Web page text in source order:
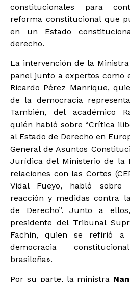
constitucionales para
reforma constitucional que
en un Estado
derecho.
La intervención de la
panel junto a expertos como
Ricardo Pérez Manrique,
de la democracia
También, del académico
quién habló sobre “Crítica
al Estado de Derecho en
General de Asuntos
Jurídica del Ministerio de la
relaciones con las Cortes
Vidal Fueyo, habló sobre
reacción y medidas contra
de Derecho”. Junto a
presidente del Tribunal
Fachin, quien se refirió a
democracia
brasileña».
Por su parte, la ministra